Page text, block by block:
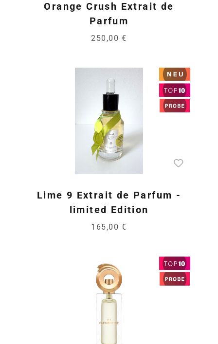
Orange Crush Extrait de
Parfum
250,00 €
Lime 9 Extrait de Parfum -
limited Edition
165,00 €